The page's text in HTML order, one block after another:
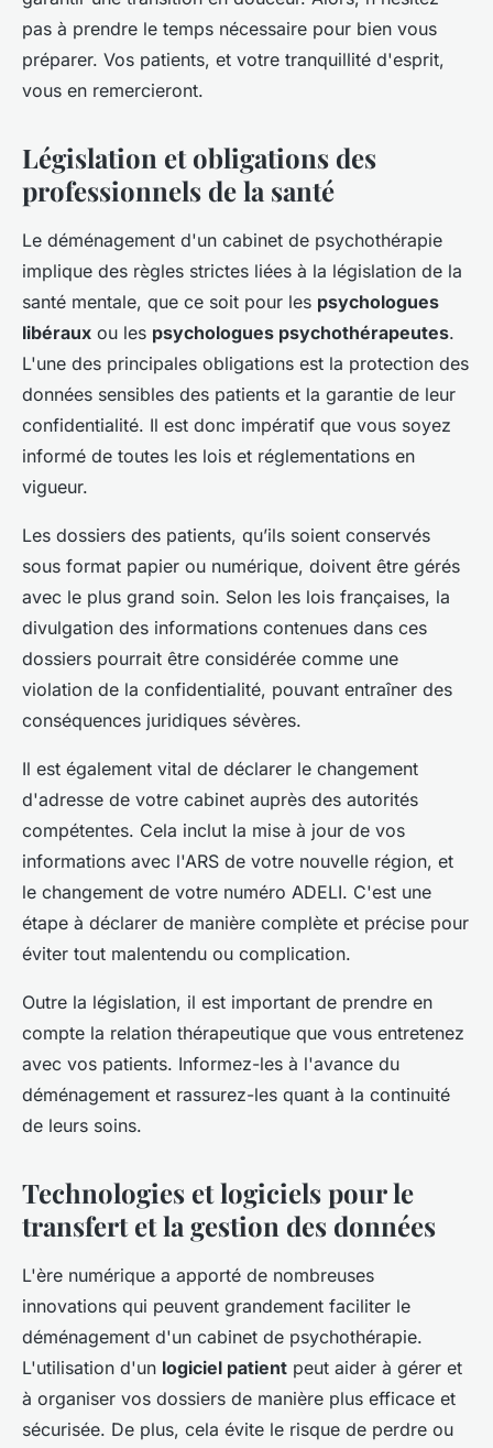
pas à prendre le temps nécessaire pour bien vous
préparer. Vos patients, et votre tranquillité d'esprit,
vous en remercieront.
Législation et obligations des
professionnels de la santé
Le déménagement d'un cabinet de psychothérapie
implique des règles strictes liées à la législation de la
santé mentale, que ce soit pour les psychologues
libéraux ou les psychologues psychothérapeutes.
L'une des principales obligations est la protection des
données sensibles des patients et la garantie de leur
confidentialité. Il est donc impératif que vous soyez
informé de toutes les lois et réglementations en
vigueur.
Les dossiers des patients, qu’ils soient conservés
sous format papier ou numérique, doivent être gérés
avec le plus grand soin. Selon les lois françaises, la
divulgation des informations contenues dans ces
dossiers pourrait être considérée comme une
violation de la confidentialité, pouvant entraîner des
conséquences juridiques sévères.
Il est également vital de déclarer le changement
d'adresse de votre cabinet auprès des autorités
compétentes. Cela inclut la mise à jour de vos
informations avec l'ARS de votre nouvelle région, et
le changement de votre numéro ADELI. C'est une
étape à déclarer de manière complète et précise pour
éviter tout malentendu ou complication.
Outre la législation, il est important de prendre en
compte la relation thérapeutique que vous entretenez
avec vos patients. Informez-les à l'avance du
déménagement et rassurez-les quant à la continuité
de leurs soins.
Technologies et logiciels pour le
transfert et la gestion des données
L'ère numérique a apporté de nombreuses
innovations qui peuvent grandement faciliter le
déménagement d'un cabinet de psychothérapie.
L'utilisation d'un logiciel patient peut aider à gérer et
à organiser vos dossiers de manière plus efficace et
sécurisée. De plus, cela évite le risque de perdre ou